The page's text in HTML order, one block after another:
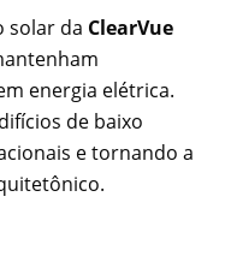
solar da ClearVue
energia elétrica.
de baixo
e tornando a